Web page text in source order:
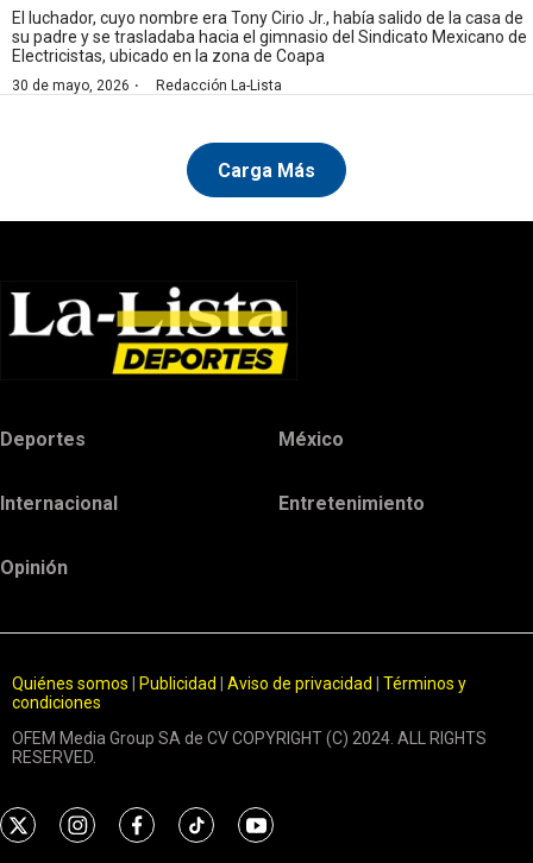
El luchador, cuyo nombre era Tony Cirio Jr., había salido de la casa de
su padre y se trasladaba hacia el gimnasio del Sindicato Mexicano de
Electricistas, ubicado en la zona de Coapa
30 de mayo, 2026 · Redacción La-Lista
Carga Más
Deportes México
Internacional Entretenimiento
Opinión
Quiénes somos Publicidad Aviso de privacidad
Términos y
condiciones
OFEM Media Group SA de CV COPYRIGHT (C) 2024. ALL RIGHTS
RESERVED.
t
i
f
t
y